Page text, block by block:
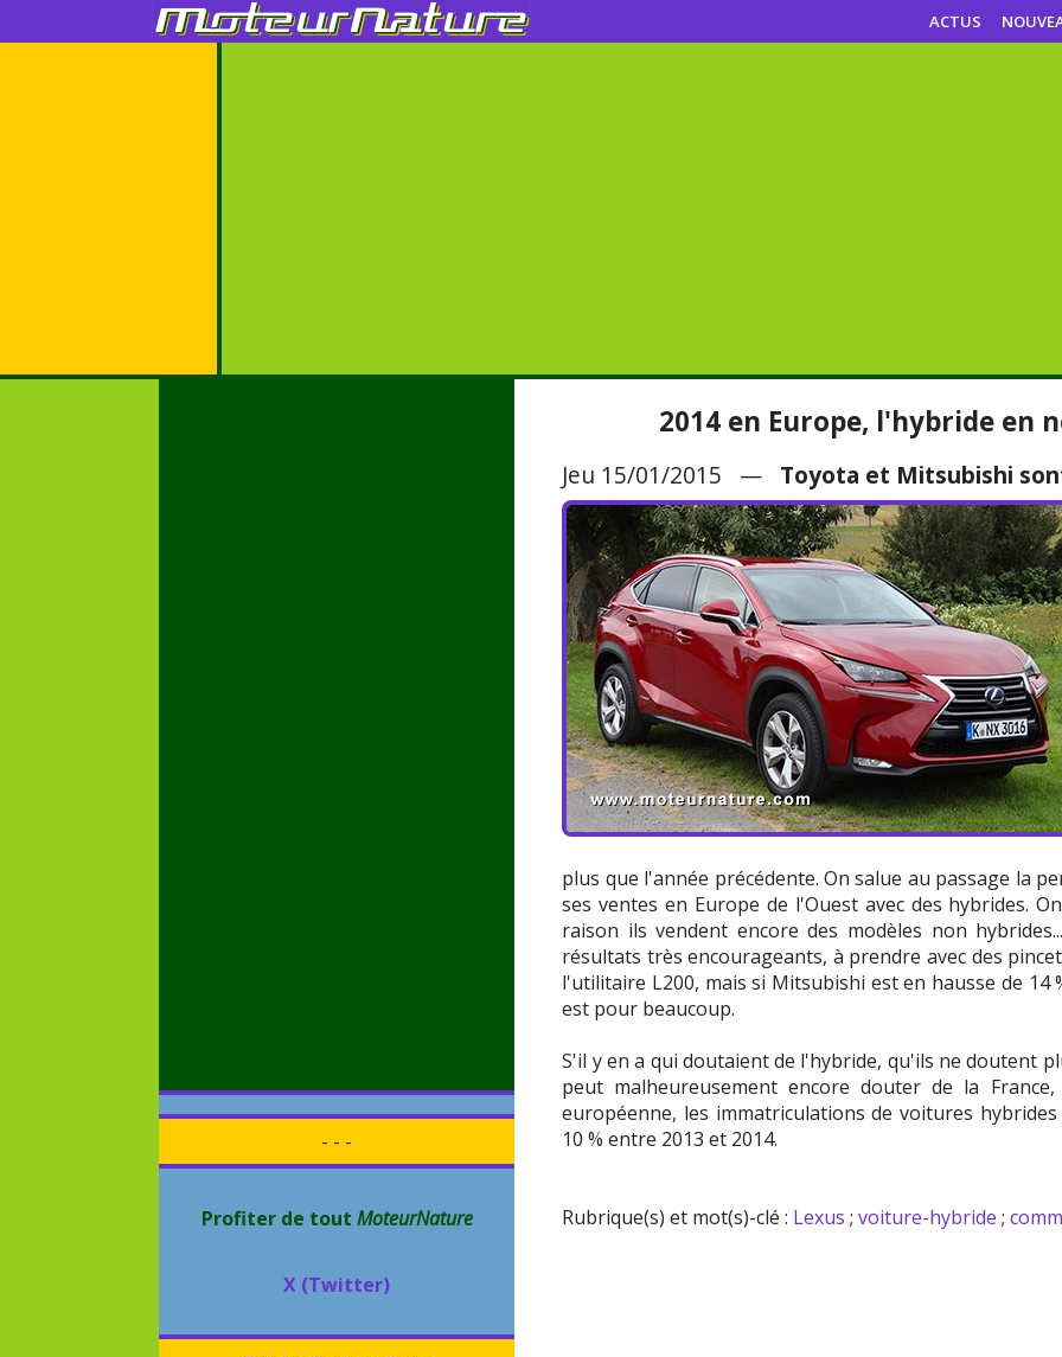
ACTUS
- - -
Profiter de tout MoteurNature
X (Twitter)
2014 en Europe, l'hybride en
Jeu 15/01/2015 — Toyota et Mitsubishi
plus que l'année précédente. On salue au passage la
ses ventes en Europe de l'Ouest avec des hybrides.
raison ils vendent encore des modèles non
résultats très encourageants, à prendre avec des
l'utilitaire L200, mais si Mitsubishi est en hausse de 14
est pour beaucoup.
S'il y en a qui doutaient de l'hybride, qu'ils ne doutent
peut malheureusement encore douter de la
européenne, les immatriculations de voitures
10 % entre 2013 et 2014.
Rubrique(s) et mot(s)-clé : Lexus ;voiture-hybride ;